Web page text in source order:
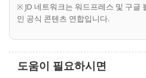
※ JD 네트워크는 워드프레스 및 구글
인 공식 콘텐츠 연합입니다.
도움이 필요하시면